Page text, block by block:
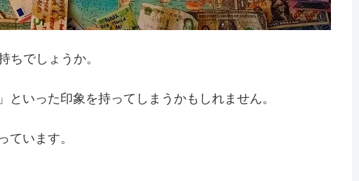
ちでしょうか。
といった印象を持ってしまうかもしれません。
ています。